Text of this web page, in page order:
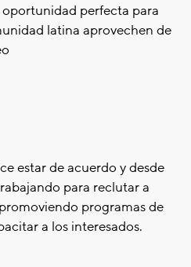
perfecta para
latina aprovechen de
estar de acuerdo y desde
para reclutar a
programas de
a los interesados.